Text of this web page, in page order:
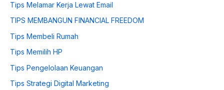
Tips Melamar Kerja Lewat Email
TIPS MEMBANGUN FINANCIAL FREEDOM
Tips Membeli Rumah
Tips Memilih HP
Tips Pengelolaan Keuangan
Tips Strategi Digital Marketing